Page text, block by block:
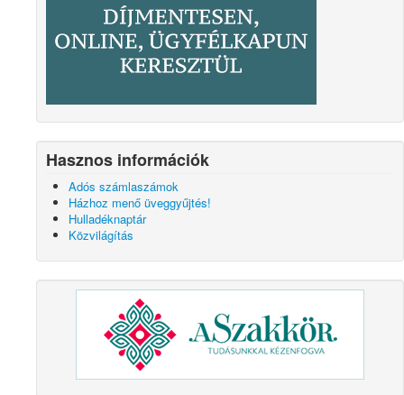
Hasznos információk
Adós számlaszámok
Házhoz menő üveggyűjtés!
Hulladéknaptár
Közvilágítás